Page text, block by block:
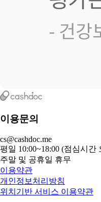
이용문의
cs@cashdoc.me
평일 10:00~18:00 (점심시간
주말 및 공휴일 휴무
이용약관
개인정보처리방침
위치기반 서비스 이용약관